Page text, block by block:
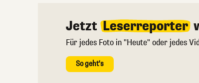
Jetzt Leserreporter
Für jedes Foto in "Heute" oder jedes
So geht's